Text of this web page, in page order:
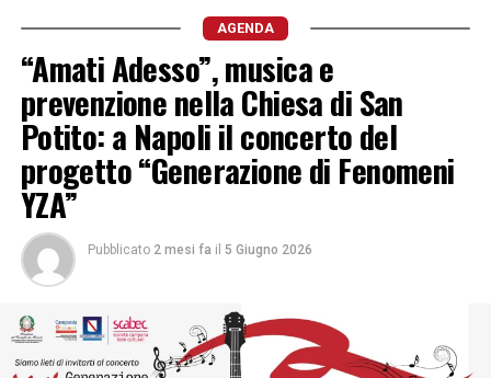
AGENDA
“Amati Adesso”, musica e
prevenzione nella Chiesa di San
Potito: a Napoli il concerto del
progetto “Generazione di Fenomeni
YZA”
Pubblicato 2 mesi fa il 5 Giugno 2026